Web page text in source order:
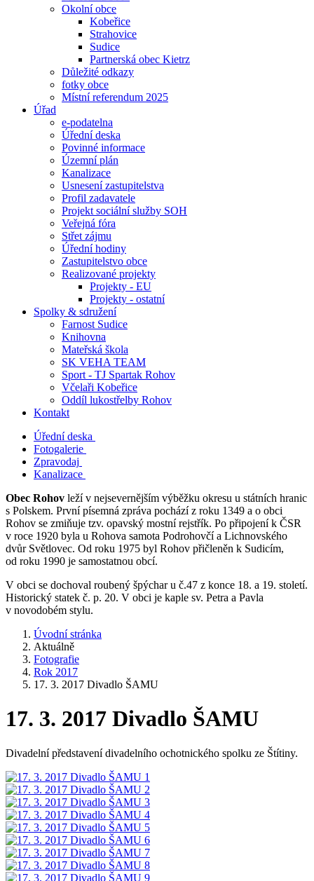
Okolní obce
Kobeřice
Strahovice
Sudice
Partnerská obec Kietrz
Důležité odkazy
fotky obce
Místní referendum 2025
Úřad
e-podatelna
Úřední deska
Povinné informace
Územní plán
Kanalizace
Usnesení zastupitelstva
Profil zadavatele
Projekt sociální služby SOH
Veřejná fóra
Střet zájmu
Úřední hodiny
Zastupitelstvo obce
Realizované projekty
Projekty - EU
Projekty - ostatní
Spolky & sdružení
Farnost Sudice
Knihovna
Mateřská škola
SK VEHA TEAM
Sport - TJ Spartak Rohov
Včelaři Kobeřice
Oddíl lukostřelby Rohov
Kontakt
Úřední deska
Fotogalerie
Zpravodaj
Kanalizace
Obec Rohov leží v nejsevernějším výběžku okresu u státních hranic
s Polskem. První písemná zpráva pochází z roku 1349 a o obci
Rohov se zmiňuje tzv. opavský mostní rejstřík. Po připojení k ČSR
v roce 1920 byla u Rohova samota Podrohovčí a Lichnovského
dvůr Světlovec. Od roku 1975 byl Rohov přičleněn k Sudicím,
od roku 1990 je samostatnou obcí.
V obci se dochoval roubený špýchar u č.47 z konce 18. a 19. století.
Historický statek č. p. 20. V obci je kaple sv. Petra a Pavla
v novodobém stylu.
Úvodní stránka
Aktuálně
Fotografie
Rok 2017
17. 3. 2017 Divadlo ŠAMU
17. 3. 2017 Divadlo ŠAMU
Divadelní představení divadelního ochotnického spolku ze Štítiny.